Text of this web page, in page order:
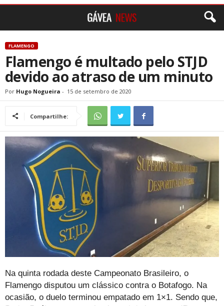
FLAMENGO
Flamengo é multado pelo STJD
devido ao atraso de um minuto
Por Hugo Nogueira - 15 de setembro de 2020
Compartilhe:
Na quinta rodada deste Campeonato Brasileiro, o
Flamengo disputou um clássico contra o Botafogo. Na
ocasião, o duelo terminou empatado em 1×1. Sendo que,